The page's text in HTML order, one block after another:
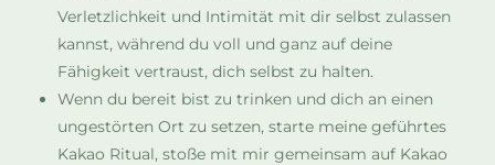
Verletzlichkeit und Intimität mit dir selbst zulassen
kannst, während du voll und ganz auf deine
Fähigkeit vertraust, dich selbst zu halten.
Wenn du bereit bist zu trinken und dich an einen
ungestörten Ort zu setzen, starte meine geführtes
Kakao Ritual, stoße mit mir gemeinsam auf Kakao